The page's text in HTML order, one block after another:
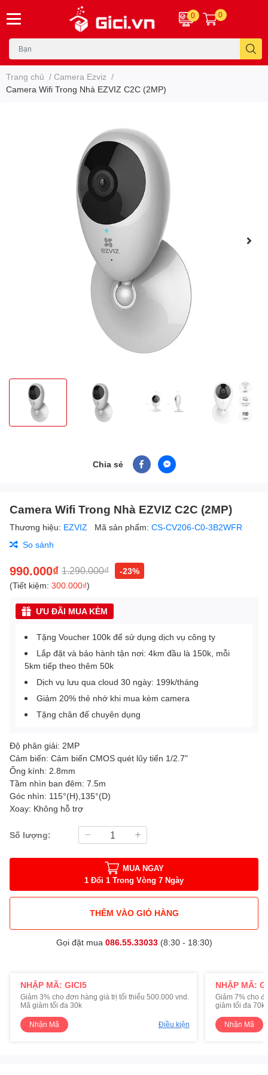
0 0
Trang chủ / Camera Ezviz /
Camera Wifi Trong Nhà EZVIZ C2C (2MP)
Chia sẻ
Camera Wifi Trong Nhà EZVIZ C2C (2MP)
Thương hiệu: EZVIZ Mã sản phẩm: CS-CV206-C0-3B2WFR
So sánh
990.000₫ 1.290.000₫
-23%
(Tiết kiệm: 300.000₫)
ƯU ĐÃI MUA KÈM
Tặng Voucher 100k để sử dụng dịch vụ công ty
Lắp đặt và bảo hành tận nơi: 4km đầu là 150k, mỗi
5km tiếp theo thêm 50k
Dịch vụ lưu qua cloud 30 ngày: 199k/tháng
Giảm 20% thẻ nhớ khi mua kèm camera
Tặng chân đế chuyên dụng
Độ phân giải: 2MP
Cảm biến: Cảm biến CMOS quét lũy tiến 1/2.7"
Ống kính: 2.8mm
Tầm nhìn ban đêm: 7.5m
Góc nhìn: 115°(H),135°(D)
Xoay: Không hỗ trợ
Số lượng:
MUA NGAY
1 Đổi 1 Trong Vòng 7 Ngày
THÊM VÀO GIỎ HÀNG
Gọi đặt mua 086.55.33033(8:30 - 18:30)
NHẬP MÃ: GICI5
Giảm 3% cho đơn hàng giá trị tối thiểu 500.000 vnd.
Mã giảm tối đa 30k
Nhận Mã Điều kiện
NHẬP MÃ:
Giảm 7% cho
giảm tối đa 70k
Nhận Mã